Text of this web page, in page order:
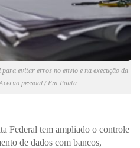
para evitar erros no envio e na execução da
pessoal / Em Pauta
Federal tem ampliado o controle
de dados com bancos,